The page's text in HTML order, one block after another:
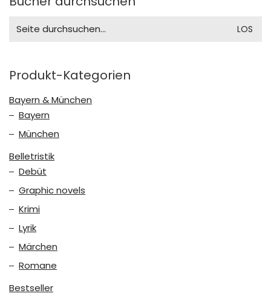
for:
Produkt-Kategorien
Bayern & München
Bayern
München
Belletristik
Debüt
Graphic novels
Krimi
Lyrik
Märchen
Romane
Bestseller